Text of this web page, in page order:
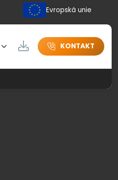
Evropská unie
Wybierz język
Herunterladen
KONTAKT